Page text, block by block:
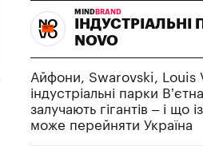
MIND BRAND
ІНДУСТРІАЛЬНІ
NOVO
Айфони, Swarovski, Louis
індустріальні парки
залучають гігантів – і що
може перейняти Україна